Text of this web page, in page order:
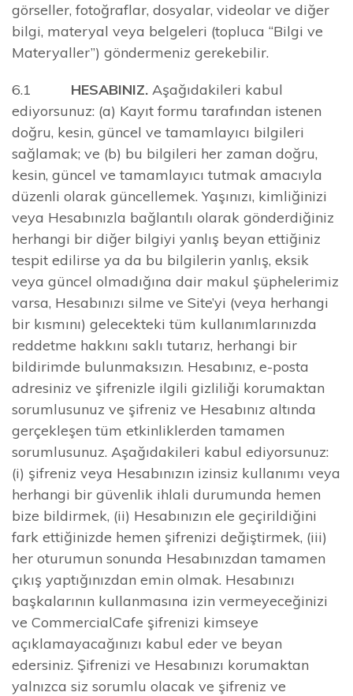
görseller, fotoğraflar, dosyalar, videolar ve diğer
bilgi, materyal veya belgeleri (topluca “Bilgi ve
Materyaller”) göndermeniz gerekebilir.
6.1 HESABINIZ. Aşağıdakileri kabul
ediyorsunuz: (a) Kayıt formu tarafından istenen
doğru, kesin, güncel ve tamamlayıcı bilgileri
sağlamak; ve (b) bu bilgileri her zaman doğru,
kesin, güncel ve tamamlayıcı tutmak amacıyla
düzenli olarak güncellemek. Yaşınızı, kimliğinizi
veya Hesabınızla bağlantılı olarak gönderdiğiniz
herhangi bir diğer bilgiyi yanlış beyan ettiğiniz
tespit edilirse ya da bu bilgilerin yanlış, eksik
veya güncel olmadığına dair makul şüphelerimiz
varsa, Hesabınızı silme ve Site’yi (veya herhangi
bir kısmını) gelecekteki tüm kullanımlarınızda
reddetme hakkını saklı tutarız, herhangi bir
bildirimde bulunmaksızın. Hesabınız, e-posta
adresiniz ve şifrenizle ilgili gizliliği korumaktan
sorumlusunuz ve şifreniz ve Hesabınız altında
gerçekleşen tüm etkinliklerden tamamen
sorumlusunuz. Aşağıdakileri kabul ediyorsunuz:
(i) şifreniz veya Hesabınızın izinsiz kullanımı veya
herhangi bir güvenlik ihlali durumunda hemen
bize bildirmek, (ii) Hesabınızın ele geçirildiğini
fark ettiğinizde hemen şifrenizi değiştirmek, (iii)
her oturumun sonunda Hesabınızdan tamamen
çıkış yaptığınızdan emin olmak. Hesabınızı
başkalarının kullanmasına izin vermeyeceğinizi
ve CommercialCafe şifrenizi kimseye
açıklamayacağınızı kabul eder ve beyan
edersiniz. Şifrenizi ve Hesabınızı korumaktan
yalnızca siz sorumlu olacak ve şifreniz ve